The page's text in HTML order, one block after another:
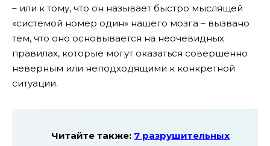
– или к тому, что он называет быстро мыслящей
«системой номер один» нашего мозга – вызвано
тем, что оно основывается на неочевидных
правилах, которые могут оказаться совершенно
неверным или неподходящими к конкретной
ситуации.
Читайте также: 7 разрушительных